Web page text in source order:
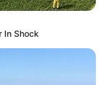
In Shock